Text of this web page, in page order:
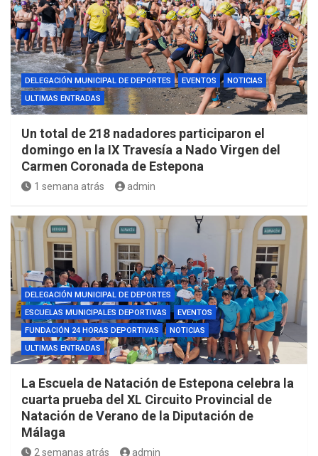
DELEGACIÓN MUNICIPAL DE DEPORTES EVENTOS
NOTICIAS
ULTIMAS ENTRADAS
Un total de 218 nadadores participaron el
domingo en la IX Travesía a Nado Virgen del
Carmen Coronada de Estepona
1 semana atrás admin
DELEGACIÓN MUNICIPAL DE DEPORTES
ESCUELAS MUNICIPALES DEPORTIVAS
EVENTOS
FUNDACIÓN 24 HORAS DEPORTIVAS
NOTICIAS
ULTIMAS ENTRADAS
La Escuela de Natación de Estepona celebra la
cuarta prueba del XL Circuito Provincial de
Natación de Verano de la Diputación de
Málaga
2 semanas atrás admin